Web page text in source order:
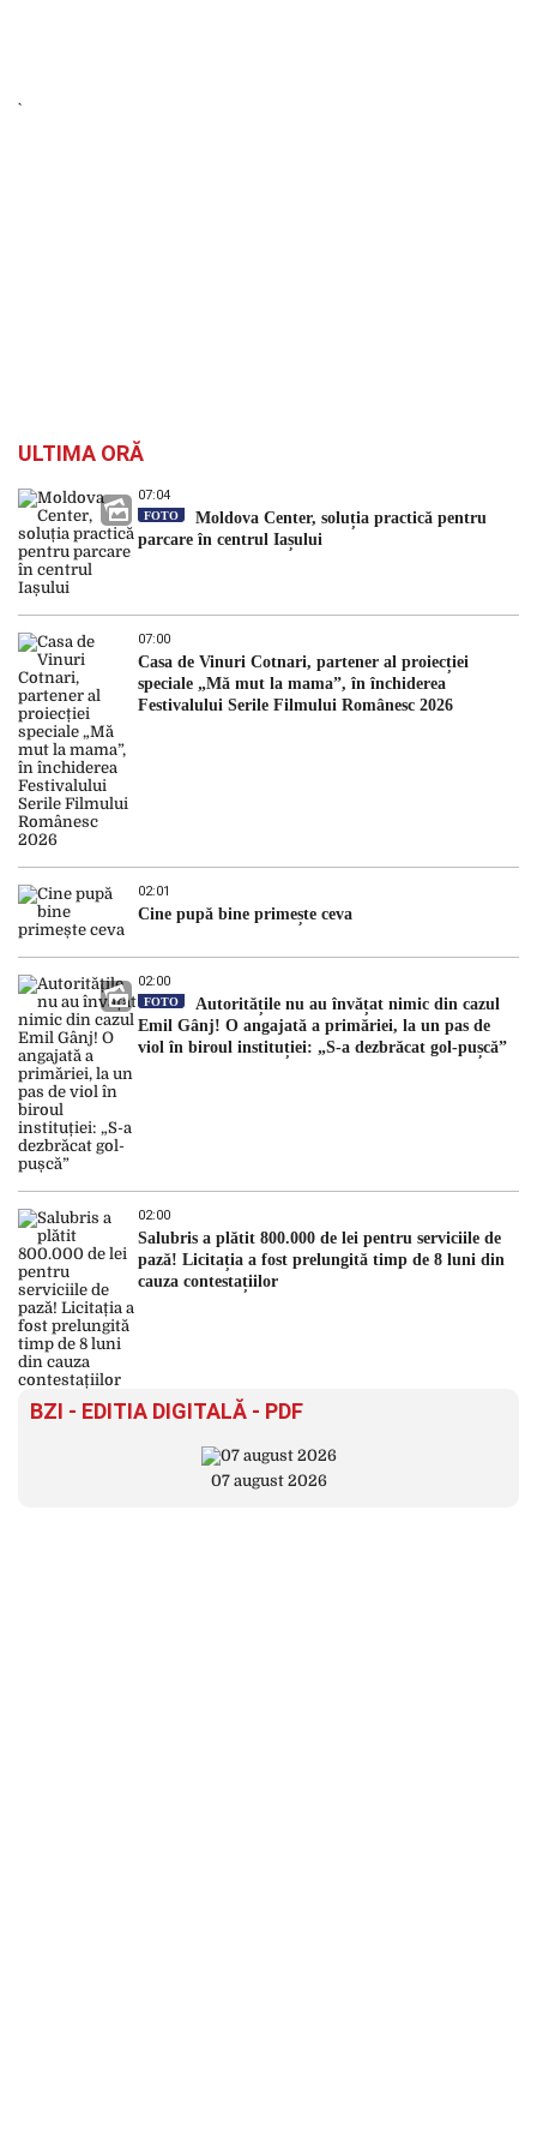
ULTIMA ORĂ
07:04
FOTO
Moldova Center, soluția practică pentru
parcare în centrul Iașului
07:00
Casa de Vinuri Cotnari, partener al proiecției
speciale „Mă mut la mama”, în închiderea
Festivalului Serile Filmului Românesc 2026
02:01
Cine pupă bine primește ceva
02:00
FOTO
Autoritățile nu au învățat nimic din cazul
Emil Gânj! O angajată a primăriei, la un pas de
viol în biroul instituției: „S-a dezbrăcat gol-pușcă”
02:00
Salubris a plătit 800.000 de lei pentru serviciile de
pază! Licitația a fost prelungită timp de 8 luni din
cauza contestațiilor
BZI - EDITIA DIGITALĂ - PDF
07 august 2026